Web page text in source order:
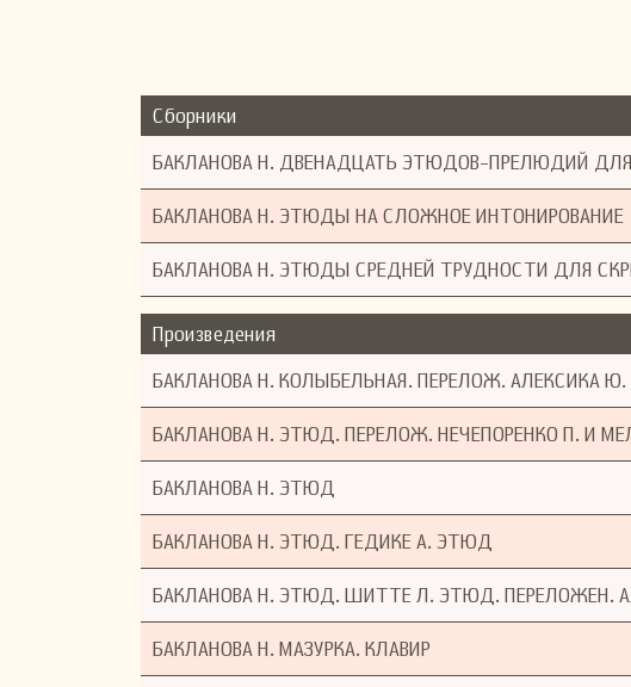
Сборники
БАКЛАНОВА Н. ДВЕНАДЦАТЬ ЭТЮДОВ-ПРЕЛЮДИЙ
БАКЛАНОВА Н. ЭТЮДЫ НА СЛОЖНОЕ ИНТОНИРОВАНИЕ
БАКЛАНОВА Н. ЭТЮДЫ СРЕДНЕЙ ТРУДНОСТИ ДЛЯ
Произведения
БАКЛАНОВА Н. КОЛЫБЕЛЬНАЯ. ПЕРЕЛОЖ. АЛЕКСИКА Ю.
БАКЛАНОВА Н. ЭТЮД. ПЕРЕЛОЖ. НЕЧЕПОРЕНКО П. И
БАКЛАНОВА Н. ЭТЮД
БАКЛАНОВА Н. ЭТЮД. ГЕДИКЕ А. ЭТЮД
БАКЛАНОВА Н. ЭТЮД. ШИТТЕ Л. ЭТЮД. ПЕРЕЛОЖЕН.
БАКЛАНОВА Н. МАЗУРКА. КЛАВИР